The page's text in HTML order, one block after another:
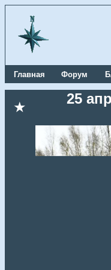
Главная Форум
★
25